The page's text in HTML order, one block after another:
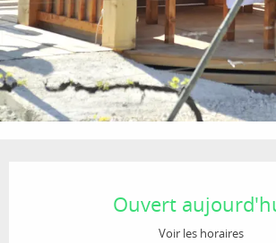
Ouvert
Voir les horaires